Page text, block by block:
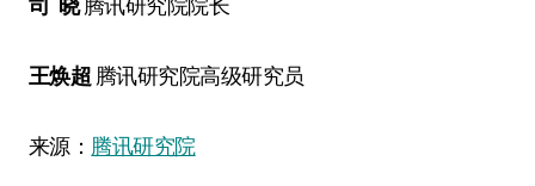
王焕超 腾讯研究院高级研究员
来源： 腾讯研究院